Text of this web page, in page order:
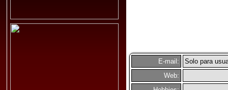
E-mail:
Solo para
Web: